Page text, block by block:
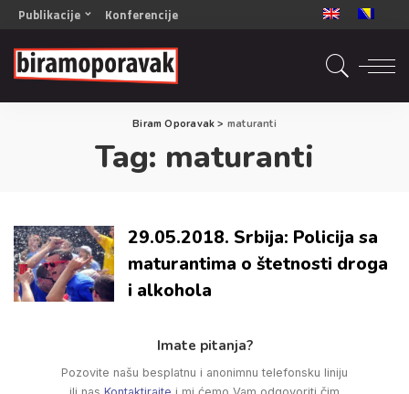
Publikacije
OPORAVAK- Naš zajednički cilj BiH/CG
OPORAVAK- Naš zajednički cilj SRB
RECOVERY- Our common goal ENG
OPORAVAK- Naš zajednički cilj 2
Mala knjiga vještina
Konferencije
Biram Oporavak > maturanti
Tag: maturanti
29.05.2018. Srbija: Policija sa
maturantima o štetnosti droga
i alkohola
Imate pitanja?
Pozovite našu besplatnu i anonimnu telefonsku liniju
ili nas Kontaktirajte i mi ćemo Vam odgovoriti čim